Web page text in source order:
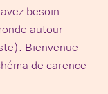
besoin
autour
Bienvenue
de carence